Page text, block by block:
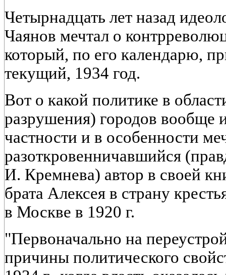
Четырнадцать лет назад
Чаянов мечтал о
который, по его календарю,
текущий, 1934 год.
Вот о какой политике в
разрушения) городов вообще
частности и в особенности
разоткровенничавшийся
И. Кремнева) автор в своей
брата Алексея в страну
в Москве в 1920 г.
"Первоначально на
причины политического